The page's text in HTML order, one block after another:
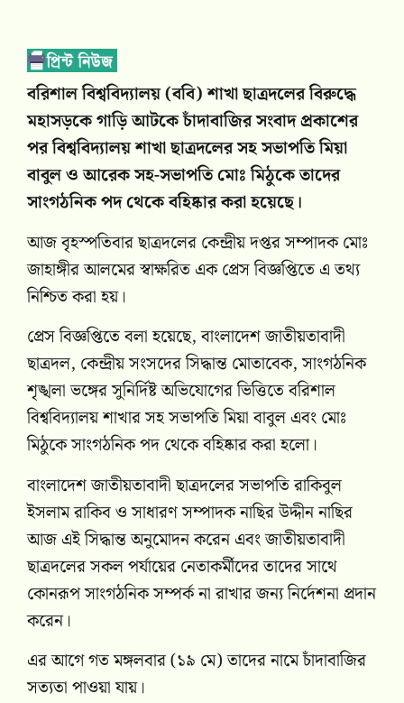
বরিশাল বিশ্ববিদ্যালয় (ববি) শাখা ছাত্রদলের বিরুদ্ধে
মহাসড়কে গাড়ি আটকে চাঁদাবাজির সংবাদ প্রকাশের
পর বিশ্ববিদ্যালয় শাখা ছাত্রদলের সহ সভাপতি মিয়া
বাবুল ও আরেক সহ-সভাপতি মোঃ মিঠুকে তাদের
সাংগঠনিক পদ থেকে বহিষ্কার করা হয়েছে।
‎আজ বৃহস্পতিবার ছাত্রদলের কেন্দ্রীয় দপ্তর সম্পাদক মোঃ
জাহাঙ্গীর আলমের স্বাক্ষরিত এক প্রেস বিজ্ঞপ্তিতে এ তথ্য
নিশ্চিত করা হয়।
‎প্রেস বিজ্ঞপ্তিতে বলা হয়েছে, বাংলাদেশ জাতীয়তাবাদী
ছাত্রদল, কেন্দ্রীয় সংসদের সিদ্ধান্ত মোতাবেক, সাংগঠনিক
শৃঙ্খলা ভঙ্গের সুনির্দিষ্ট অভিযোগের ভিত্তিতে বরিশাল
বিশ্ববিদ্যালয় শাখার সহ সভাপতি মিয়া বাবুল এবং মোঃ
মিঠুকে সাংগঠনিক পদ থেকে বহিষ্কার করা হলো।
‎বাংলাদেশ জাতীয়তাবাদী ছাত্রদলের সভাপতি রাকিবুল
ইসলাম রাকিব ও সাধারণ সম্পাদক নাছির উদ্দীন নাছির
আজ এই সিদ্ধান্ত অনুমোদন করেন এবং জাতীয়তাবাদী
ছাত্রদলের সকল পর্যায়ের নেতাকর্মীদের তাদের সাথে
কোনরূপ সাংগঠনিক সম্পর্ক না রাখার জন্য নির্দেশনা প্রদান
করেন।
‎এর আগে গত মঙ্গলবার (১৯ মে) তাদের নামে চাঁদাবাজির
সত্যতা পাওয়া যায়।